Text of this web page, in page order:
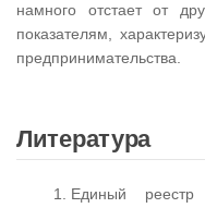
намного отстает от
показателям,
предпринимательства.
Литература
Единый реестр